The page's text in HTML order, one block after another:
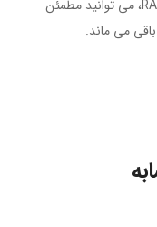
با یک هاردکاور و پارچه لنز با مارک رسمی RABBIT، می توانید مطمئن
می ماند.